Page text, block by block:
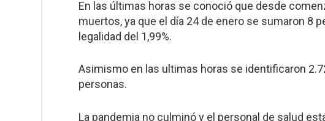
En las últimas horas se conoció que desde
muertos, ya que el día 24 de enero se sumaron 8
legalidad del 1,99%.
Asimismo en las ultimas horas se identificaron
personas.
La pandemia no culminó y el personal de salud